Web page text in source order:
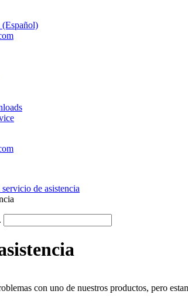
de asistencia
con uno de nuestros productos, pero